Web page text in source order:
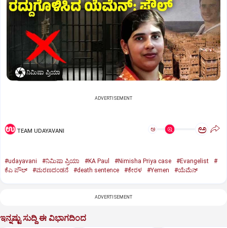
ನಿಮಿಷಾ ಪ್ರಿಯಾ
ADVERTISEMENT
TEAM UDAYAVANI ಅ ಅ
#udayavani #ನಿಮಿಷಾ ಪ್ರಿಯಾ #KA Paul #Nimisha Priya case #Evangelist
#
ಕೆಎ ಪೌಲ್
#ಮರಣದಂಡನೆ #death sentence #ಕೇರಳ #Yemen #ಯೆಮೆನ್‌
ADVERTISEMENT
ಇನ್ನಷ್ಟು ಸುದ್ದಿ ಈ ವಿಭಾಗದಿಂದ